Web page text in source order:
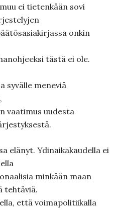
ei tietenkään sovi
onkin
tästä ei ole.
syvälle meneviä
vaatimus uudesta
elänyt. Ydinaikakaudella ei
minkään maan
tehtäviä.
että voimapolitiikalla